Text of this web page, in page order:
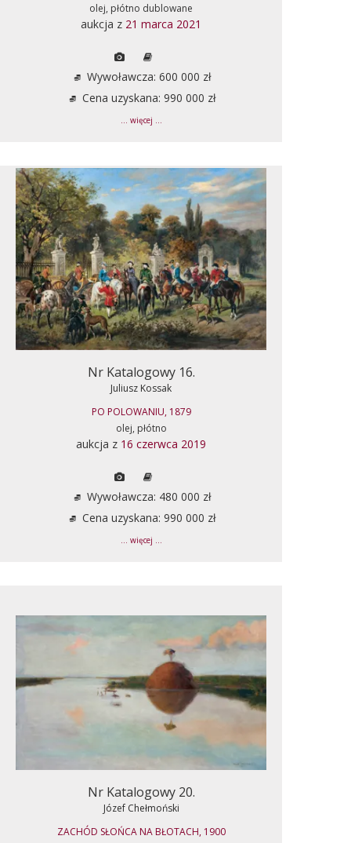
olej, płótno dublowane
aukcja z 21 marca 2021
Wywoławcza: 600 000 zł
Cena uzyskana: 990 000 zł
... więcej ...
Nr Katalogowy 16.
Juliusz Kossak
PO POLOWANIU, 1879
olej, płótno
aukcja z 16 czerwca 2019
Wywoławcza: 480 000 zł
Cena uzyskana: 990 000 zł
... więcej ...
Nr Katalogowy 20.
Józef Chełmoński
ZACHÓD SŁOŃCA NA BŁOTACH, 1900